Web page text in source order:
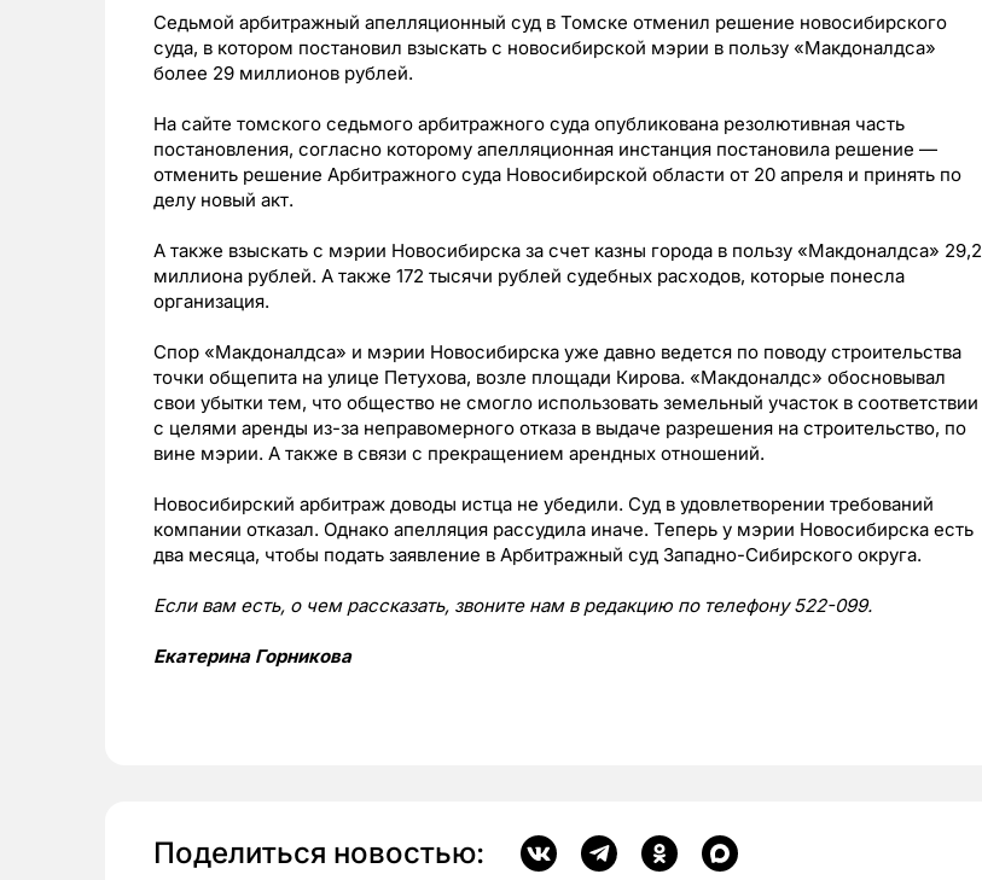
Седьмой арбитражный апелляционный суд в Томске отменил решение новосибирского
суда, в котором постановил взыскать с новосибирской мэрии в пользу «Макдоналдса»
более 29 миллионов рублей.
На сайте томского седьмого арбитражного суда опубликована резолютивная часть
постановления, согласно которому апелляционная инстанция постановила решение —
отменить решение Арбитражного суда Новосибирской области от 20 апреля и принять по
делу новый акт.
А также взыскать с мэрии Новосибирска за счет казны города в пользу «Макдоналдса» 29,2
миллиона рублей. А также 172 тысячи рублей судебных расходов, которые понесла
организация.
Спор «Макдоналдса» и мэрии Новосибирска уже давно ведется по поводу строительства
точки общепита на улице Петухова, возле площади Кирова. «Макдоналдс» обосновывал
свои убытки тем, что общество не смогло использовать земельный участок в соответствии
с целями аренды из-за неправомерного отказа в выдаче разрешения на строительство, по
вине мэрии. А также в связи с прекращением арендных отношений.
Новосибирский арбитраж доводы истца не убедили. Суд в удовлетворении требований
компании отказал. Однако апелляция рассудила иначе. Теперь у мэрии Новосибирска есть
два месяца, чтобы подать заявление в Арбитражный суд Западно-Сибирского округа.
Если вам есть, о чем рассказать, звоните нам в редакцию по телефону 522-099.
Екатерина Горникова
Поделиться новостью: